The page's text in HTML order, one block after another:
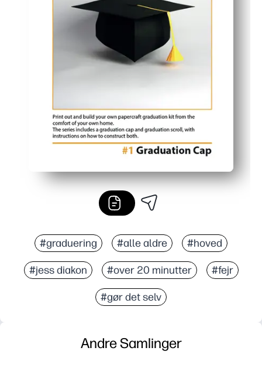
#graduering #alle aldre #hoved
#jess diakon #over 20 minutter #fejr
#gør det selv
Andre Samlinger